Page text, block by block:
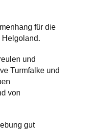
für die
Helgoland.
und
Turmfalke und
von
gut